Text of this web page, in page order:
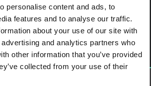
personalise content and ads, to
features and to analyse our traffic.
about your use of our site with
and analytics partners who
other information that you’ve provided
collected from your use of their
des articles
pour publier un commentaire.